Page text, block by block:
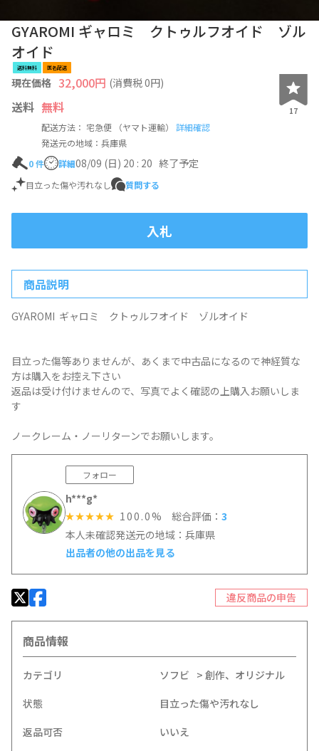
GYAROMI ギャロミ クトゥルフオイド ゾル
オイド
送料無料 匿名配送
現在価格 32,000円 (消費税0円)
17
送料 無料
配送方法： 宅急便 （ヤマト運輸） 詳細確認
発送元の地域：兵庫県
0件 詳細08/09 (日) 20 : 20 終了予定
目立った傷や汚れなし 質問する
入札
商品説明
GYAROMI ギャロミ クトゥルフオイド ゾルオイド
目立った傷等ありませんが、あくまで中古品になるので神経質な
方は購入をお控え下さい
返品は受け付けませんので、写真でよく確認の上購入お願いしま
す
ノークレーム・ノーリターンでお願いします。
フォロー
h***g*
☆☆☆☆☆ 100.0% 総合評価： 3
本人未確認発送元の地域：兵庫県
出品者の他の出品を見る
違反商品の申告
商品情報
カテゴリ ソフビ
創作、オリジナル
状態
目立った傷や汚れなし
返品可否
いいえ